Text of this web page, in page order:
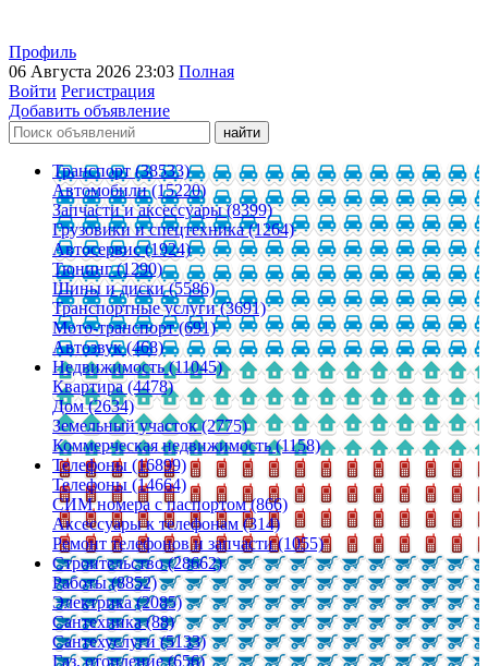
Профиль
06 Августа 2026 23:03 Полная
Войти Регистрация
Добавить объявление
Транспорт (38533)
Автомобили (15220)
Запчасти и аксессуары (8399)
Грузовики и спецтехника (1264)
Автосервис (1924)
Тюнинг (1290)
Шины и диски (5586)
Транспортные услуги (3691)
Мото-транспорт (691)
Автозвук (468)
Недвижимость (11045)
Квартира (4478)
Дом (2634)
Земельный участок (2775)
Коммерческая недвижимость (1158)
Телефоны (16899)
Телефоны (14664)
СИМ номера с паспортом (866)
Аксессуары к телефонам (314)
Ремонт телефонов и запчасти (1055)
Строительство (28662)
Работы (8852)
Электрика (2085)
Сантехника (88)
Сантехуслуги (5133)
Газ, отопление (656)